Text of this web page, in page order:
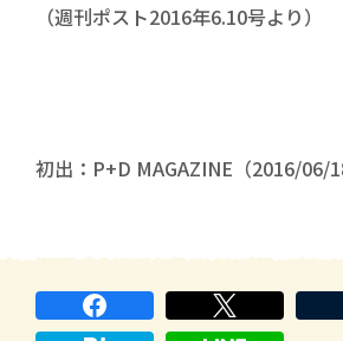
（週刊ポスト2016年6.10号より）
初出：P+D MAGAZINE（2016/06/